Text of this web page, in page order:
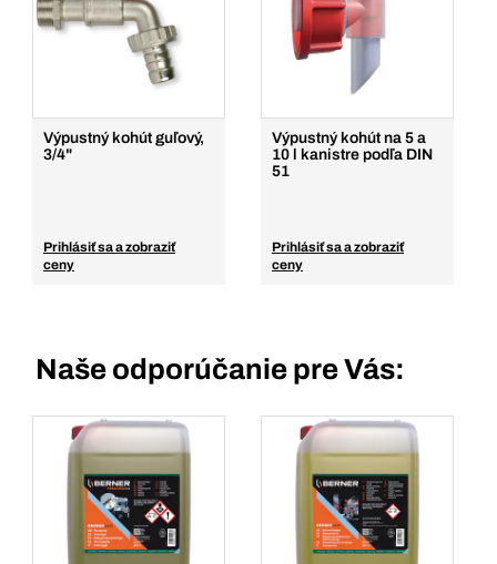
Výpustný kohút guľový,
3/4"
Prihlásiť sa a zobraziť
ceny
Výpustný kohút na 5 a
10 l kanistre podľa DIN
51
Prihlásiť sa a zobraziť
ceny
Naše odporúčanie pre Vás: